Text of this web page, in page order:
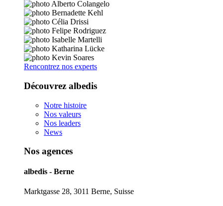
Rencontrez nos experts
Découvrez albedis
Notre histoire
Nos valeurs
Nos leaders
News
Nos agences
albedis - Berne
Marktgasse 28, 3011 Berne, Suisse